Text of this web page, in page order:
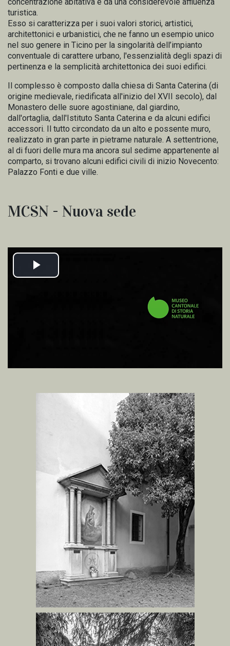
turistica.
Esso si caratterizza per i suoi valori storici, artistici,
architettonici e urbanistici, che ne fanno un esempio unico
nel suo genere in Ticino per la singolarità dell’impianto
conventuale di carattere urbano, l'essenzialità degli spazi di
pertinenza e la semplicità architettonica dei suoi edifici.
Il complesso è composto dalla chiesa di Santa Caterina (di
origine medievale, riedificata all'inizio del XVII secolo), dal
Monastero delle suore agostiniane, dal giardino,
dall'ortaglia, dall'Istituto Santa Caterina e da alcuni edifici
accessori. Il tutto circondato da un alto e possente muro,
realizzato in gran parte in pietrame naturale. A settentrione,
al di fuori delle mura ma ancora sul sedime appartenente al
comparto, si trovano alcuni edifici civili di inizio Novecento:
Palazzo Fonti e due ville.
MCSN - Nuova sede
Riproduzione